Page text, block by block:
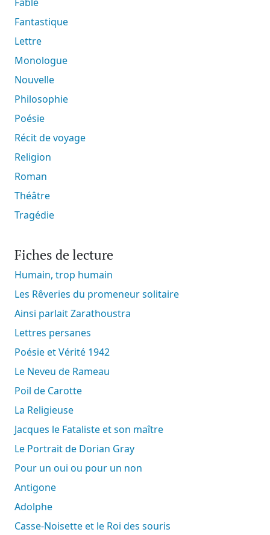
Fantastique
Lettre
Monologue
Nouvelle
Philosophie
Poésie
Récit de voyage
Religion
Roman
Théâtre
Tragédie
Fiches de lecture
Humain, trop humain
Les Rêveries du promeneur solitaire
Ainsi parlait Zarathoustra
Lettres persanes
Poésie et Vérité 1942
Le Neveu de Rameau
Poil de Carotte
La Religieuse
Jacques le Fataliste et son maître
Le Portrait de Dorian Gray
Pour un oui ou pour un non
Antigone
Adolphe
Casse-Noisette et le Roi des souris